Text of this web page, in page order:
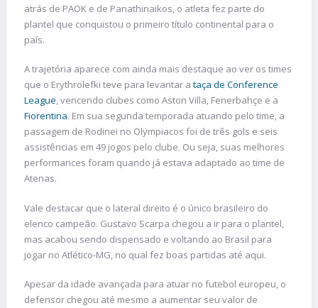
atrás de PAOK e de Panathinaikos, o atleta fez parte do
plantel que conquistou o primeiro título continental para o
país.
A trajetória aparece com ainda mais destaque ao ver os times
que o Erythrolefki teve para levantar a taça de Conference
League, vencendo clubes como Aston Villa, Fenerbahçe e a
Fiorentina. Em sua segunda temporada atuando pelo time, a
passagem de Rodinei no Olympiacos foi de três gols e seis
assistências em 49 jogos pelo clube. Ou seja, suas melhores
performances foram quando já estava adaptado ao time de
Atenas.
Vale destacar que o lateral direito é o único brasileiro do
elenco campeão. Gustavo Scarpa chegou a ir para o plantel,
mas acabou sendo dispensado e voltando ao Brasil para
jogar no Atlético-MG, no qual fez boas partidas até aqui.
Apesar da idade avançada para atuar no futebol europeu, o
defensor chegou até mesmo a aumentar seu valor de